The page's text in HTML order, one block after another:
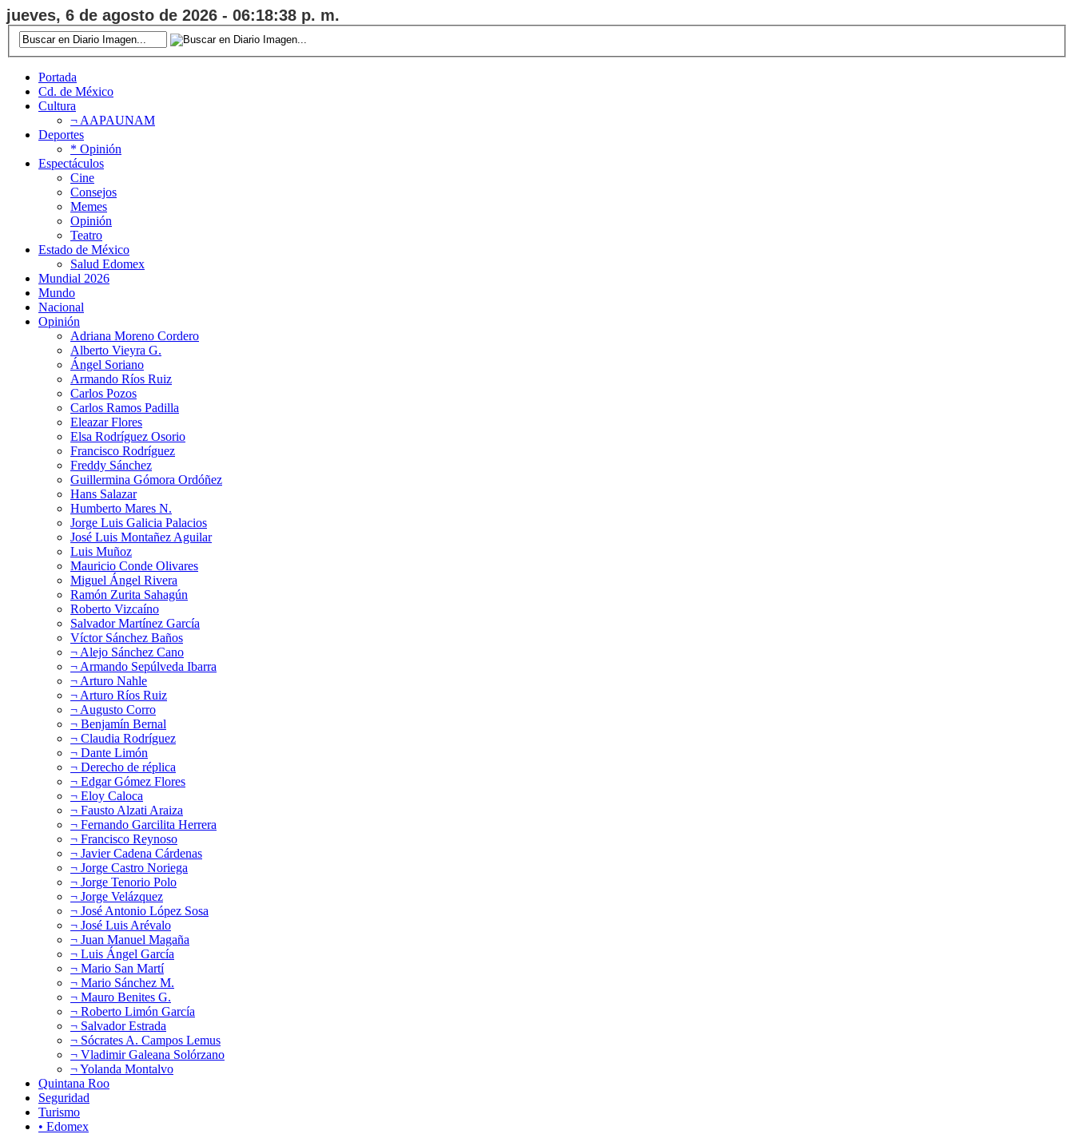
jueves, 6 de agosto de 2026 - 06:18:39 p. m.
Portada
Cd. de México
Cultura
¬ AAPAUNAM
Deportes
* Opinión
Espectáculos
Cine
Consejos
Memes
Opinión
Teatro
Estado de México
Salud Edomex
Mundial 2026
Mundo
Nacional
Opinión
Adriana Moreno Cordero
Alberto Vieyra G.
Ángel Soriano
Armando Ríos Ruiz
Carlos Pozos
Carlos Ramos Padilla
Eleazar Flores
Elsa Rodríguez Osorio
Francisco Rodríguez
Freddy Sánchez
Guillermina Gómora Ordóñez
Hans Salazar
Humberto Mares N.
Jorge Luis Galicia Palacios
José Luis Montañez Aguilar
Luis Muñoz
Mauricio Conde Olivares
Miguel Ángel Rivera
Ramón Zurita Sahagún
Roberto Vizcaíno
Salvador Martínez García
Víctor Sánchez Baños
¬ Alejo Sánchez Cano
¬ Armando Sepúlveda Ibarra
¬ Arturo Nahle
¬ Arturo Ríos Ruiz
¬ Augusto Corro
¬ Benjamín Bernal
¬ Claudia Rodríguez
¬ Dante Limón
¬ Derecho de réplica
¬ Edgar Gómez Flores
¬ Eloy Caloca
¬ Fausto Alzati Araiza
¬ Fernando Garcilita Herrera
¬ Francisco Reynoso
¬ Javier Cadena Cárdenas
¬ Jorge Castro Noriega
¬ Jorge Tenorio Polo
¬ Jorge Velázquez
¬ José Antonio López Sosa
¬ José Luis Arévalo
¬ Juan Manuel Magaña
¬ Luis Ángel García
¬ Mario San Martí
¬ Mario Sánchez M.
¬ Mauro Benites G.
¬ Roberto Limón García
¬ Salvador Estrada
¬ Sócrates A. Campos Lemus
¬ Vladimir Galeana Solórzano
¬ Yolanda Montalvo
Quintana Roo
Seguridad
Turismo
• Edomex